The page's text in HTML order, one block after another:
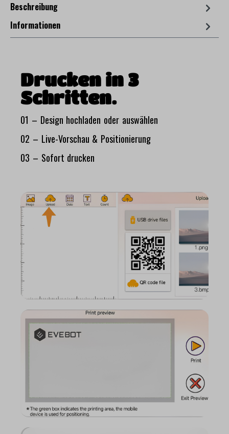
Beschreibung
Informationen
Drucken in 3
Schritten.
01 – Design hochladen oder auswählen
02 – Live-Vorschau & Positionierung
03 – Sofort drucken